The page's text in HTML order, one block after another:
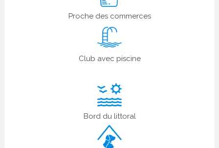
Proche des commerces
Club avec piscine
Bord du littoral